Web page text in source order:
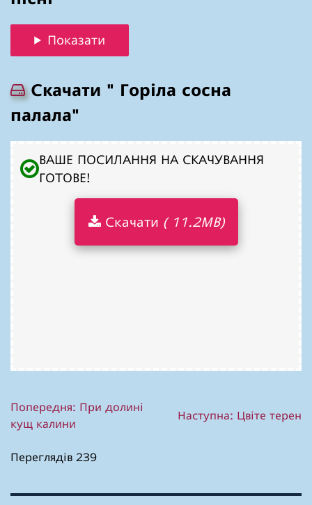
Показати
Скачати " Горіла сосна
палала"
ВАШЕ ПОСИЛАННЯ НА СКАЧУВАННЯ
ГОТОВЕ!
Скачати ( 11.2MB)
Навігація
записів
Попередня: При долині
кущ калини
Наступна: Цвіте терен
Переглядів 239